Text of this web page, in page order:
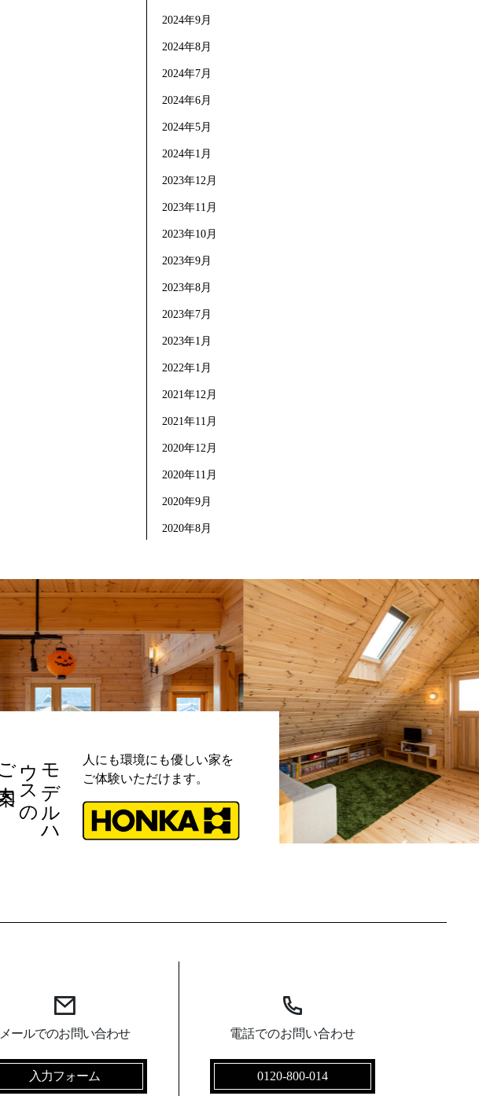
2024年9月
2024年8月
2024年7月
2024年6月
2024年5月
2024年1月
2023年12月
2023年11月
2023年10月
2023年9月
2023年8月
2023年7月
2023年1月
2022年1月
2021年12月
2021年11月
2020年12月
2020年11月
2020年9月
2020年8月
モ
デ
ル
ハ
ウ
ス
の
ご案内
人にも環境にも優しい家を
ご体験いただけます。
メールでのお問い合わせ
入力フォーム
電話でのお問い合わせ
0120-800-014